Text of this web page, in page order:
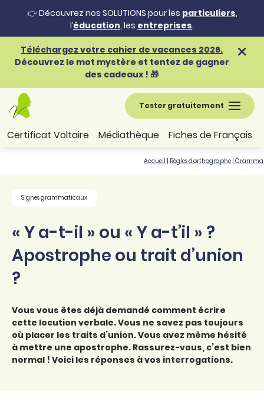
👉 Découvrez nos SOLUTIONS pour les particuliers,
l’éducation, les entreprises.
Téléchargez votre cahier de vacances 2026.
Découvrez le mot mystère et tentez de gagner
des cadeaux ! 🎁
Tester gratuitement
Certificat Voltaire Médiathèque Fiches de Français
Accueil Règles d'orthographe
Signes grammaticaux
« Y a-t-il » ou « Y a-t’il » ?
Apostrophe ou trait d’union
?
Vous vous êtes déjà demandé comment écrire
cette locution verbale. Vous ne savez pas toujours
où placer les traits d’union. Vous avez même hésité
à mettre une apostrophe. Rassurez-vous, c’est bien
normal ! Voici les réponses à vos interrogations.